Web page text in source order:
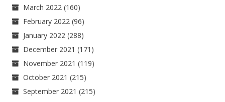
March 2022 (160)
February 2022 (96)
January 2022 (288)
December 2021 (171)
November 2021 (119)
October 2021 (215)
September 2021 (215)